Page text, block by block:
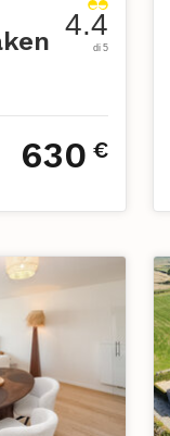
4.4
di 5
630 €